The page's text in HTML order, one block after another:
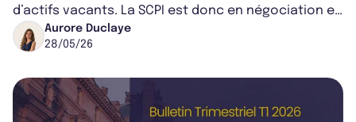
d’actifs vacants. La SCPI est donc en négociation en
cours pour prolonger des b...
Aurore Duclaye
28/05/26